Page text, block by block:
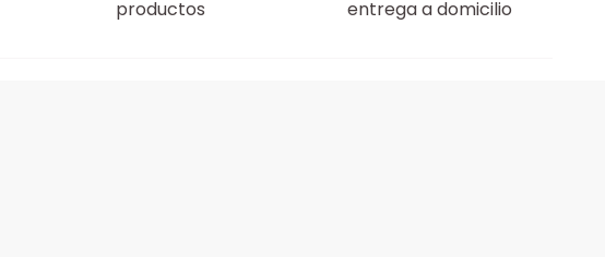
productos
entrega a domicilio